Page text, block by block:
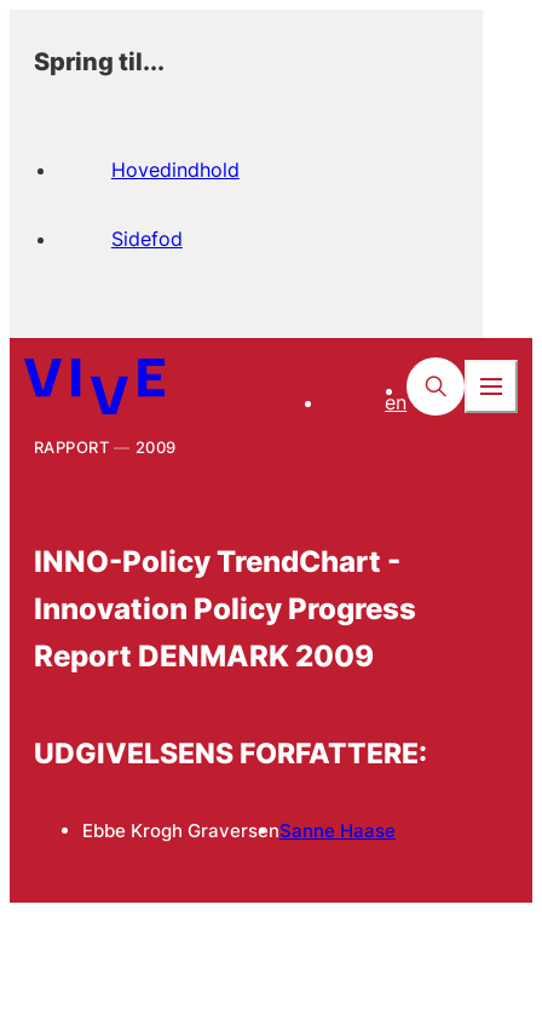
Spring til...
Hovedindhold
Sidefod
en
RAPPORT 2009
INNO-Policy TrendChart -
Innovation Policy Progress
Report DENMARK 2009
UDGIVELSENS FORFATTERE:
Ebbe Krogh GraversenSanne Haase